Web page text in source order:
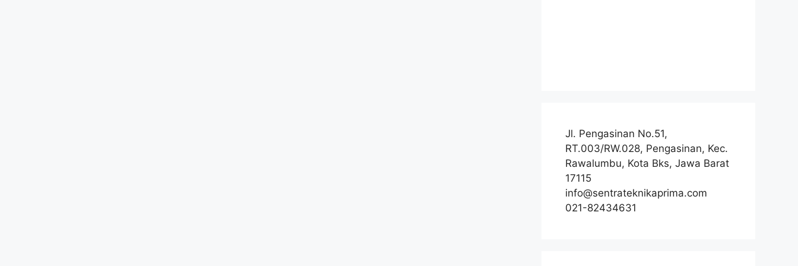
Jl. Pengasinan No.51,
RT.003/RW.028, Pengasinan, Kec.
Rawalumbu, Kota Bks, Jawa Barat
17115
info@sentrateknikaprima.com
021-82434631